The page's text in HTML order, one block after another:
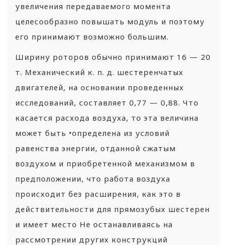
увеличения передаваемого момента
целесообразно повышать модуль и поэтому
его принимают возможно большим.
Ширину роторов обычно принимают 16 — 20
т. Механический к. п. д. шестеренчатых
двигателей, на основании проведенных
исследований, составляет 0,77 — 0,88. Что
касается расхода воздуха, то эта величина
может быть •определена из условий
равенства энергии, отданной сжатым
воздухом и приобретенной механизмом в
предположении, что работа воздуха
происходит без расширения, как это в
действительности для прямозубых шестерен
и имеет место Не останавливаясь на
рассмотрении других конструкций